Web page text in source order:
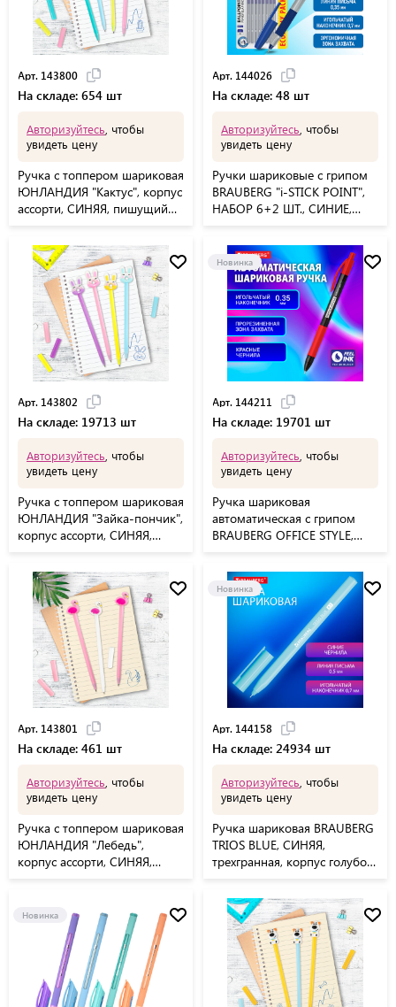
Арт. 143800
На складе: 654 шт
Авторизуйтесь , чтобы
увидеть цену
Ручка с топпером шариковая
ЮНЛАНДИЯ "Кактус", корпус
ассорти, СИНЯЯ, пишущий
Арт. 144026
На складе: 48 шт
Авторизуйтесь , чтобы
увидеть цену
Ручки шариковые с грипом
BRAUBERG "i-STICK POINT",
НАБОР 6+2 ШТ., СИНИЕ,
блистер, 144026
Арт. 143802
На складе: 19713 шт
Авторизуйтесь , чтобы
увидеть цену
Ручка с топпером шариковая
ЮНЛАНДИЯ "Зайка-пончик",
корпус ассорти, СИНЯЯ,
143802
Новинка
Арт. 144211
На складе: 19701 шт
Авторизуйтесь , чтобы
увидеть цену
Ручка шариковая
автоматическая с грипом
BRAUBERG OFFICE STYLE,
0,35 мм, тонированный
корпус, 144211
Арт. 143801
На складе: 461 шт
Авторизуйтесь , чтобы
увидеть цену
Ручка с топпером шариковая
ЮНЛАНДИЯ "Лебедь",
корпус ассорти, СИНЯЯ,
Новинка
Арт. 144158
На складе: 24934 шт
Авторизуйтесь , чтобы
увидеть цену
Ручка шариковая BRAUBERG
TRIOS BLUE, СИНЯЯ,
трехгранная, корпус голубой,
линия 0,5 мм, 144158
Новинка